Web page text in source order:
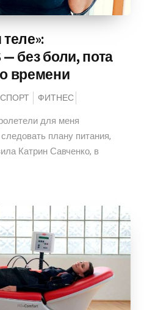
— без боли, пота
времени
ФИТНЕС
для меня
плану питания,
Катрин Савченко, в